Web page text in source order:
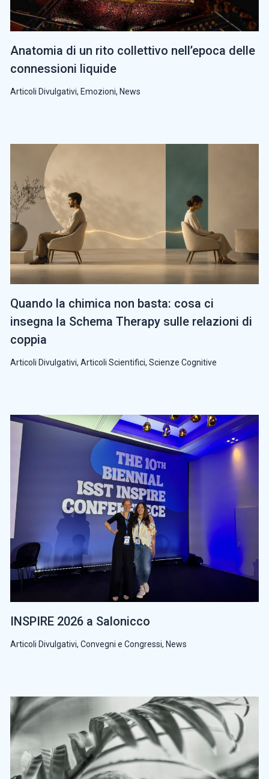
Anatomia di un rito collettivo nell’epoca delle
connessioni liquide
Articoli Divulgativi, Emozioni, News
Quando la chimica non basta: cosa ci
insegna la Schema Therapy sulle relazioni di
coppia
Articoli Divulgativi, Articoli Scientifici, Scienze Cognitive
INSPIRE 2026 a Salonicco
Articoli Divulgativi, Convegni e Congressi, News